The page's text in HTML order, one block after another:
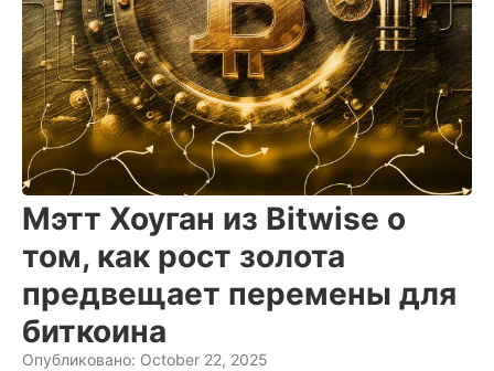
Мэтт Хоуган из Bitwise о
том, как рост золота
предвещает перемены для
биткоина
Опубликовано: October 22, 2025